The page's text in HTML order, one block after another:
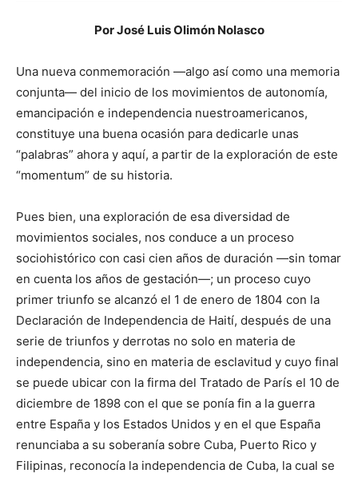
Por José Luis Olimón Nolasco
Una nueva conmemoración —algo así como una memoria
conjunta— del inicio de los movimientos de autonomía,
emancipación e independencia nuestroamericanos,
constituye una buena ocasión para dedicarle unas
“palabras” ahora y aquí, a partir de la exploración de este
“momentum” de su historia.
Pues bien, una exploración de esa diversidad de
movimientos sociales, nos conduce a un proceso
sociohistórico con casi cien años de duración —sin tomar
en cuenta los años de gestación—; un proceso cuyo
primer triunfo se alcanzó el 1 de enero de 1804 con la
Declaración de Independencia de Haití, después de una
serie de triunfos y derrotas no solo en materia de
independencia, sino en materia de esclavitud y cuyo final
se puede ubicar con la firma del Tratado de París el 10 de
diciembre de 1898 con el que se ponía fin a la guerra
entre España y los Estados Unidos y en el que España
renunciaba a su soberanía sobre Cuba, Puerto Rico y
Filipinas, reconocía la independencia de Cuba, la cual se